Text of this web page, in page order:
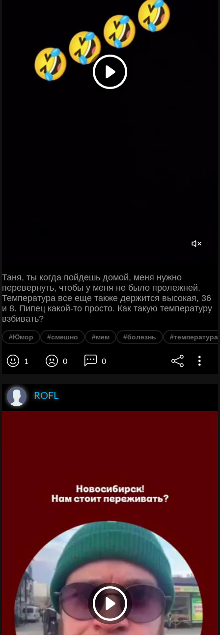
Таня, ты когда пойдешь домой, меня нужно
перевернуть, чтобы у меня не было пролежней.
Температура все еще также держится высокая, 36
и 8. Пипец какой-то просто. Как такую температуру
взбивать?
#Юмор #смешно #мем #болезнь #температура
1 0 0
ROFL